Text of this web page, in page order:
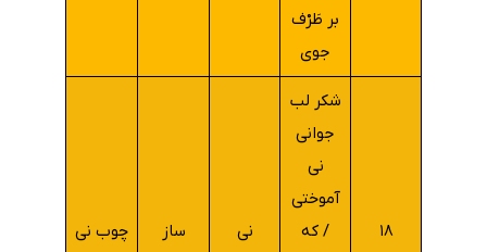
بر طَرْف
جوی
۱۸
شکر لب
جوانی
نی
آموختی
/ که
نی ساز چوب نی